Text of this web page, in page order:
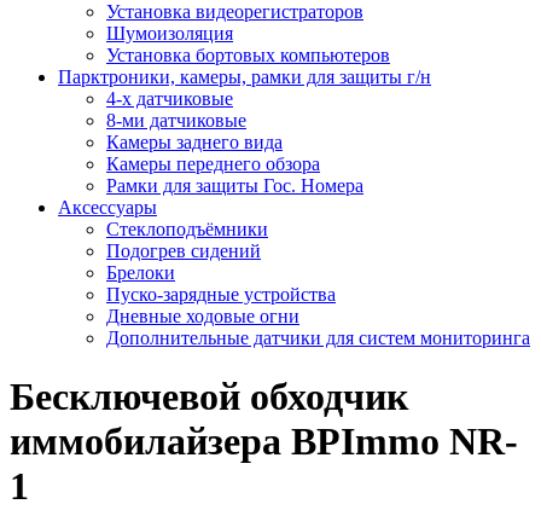
Установка видеорегистраторов
Шумоизоляция
Установка бортовых компьютеров
Парктроники, камеры, рамки для защиты г/н
4-х датчиковые
8-ми датчиковые
Камеры заднего вида
Камеры переднего обзора
Рамки для защиты Гос. Номера
Аксессуары
Стеклоподъёмники
Подогрев сидений
Брелоки
Пуско-зарядные устройства
Дневные ходовые огни
Дополнительные датчики для систем мониторинга
Бесключевой обходчик
иммобилайзера BPImmo NR-
1